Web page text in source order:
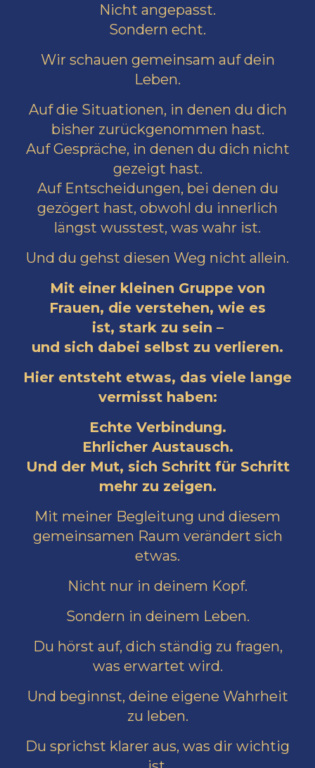
Nicht angepasst.
Sondern echt.
Wir schauen gemeinsam auf dein
Leben.
Auf die Situationen, in denen du dich
bisher zurückgenommen hast.
Auf Gespräche, in denen du dich nicht
gezeigt hast.
Auf Entscheidungen, bei denen du
gezögert hast, obwohl du innerlich
längst wusstest, was wahr ist.
Und du gehst diesen Weg nicht allein.
Mit einer kleinen Gruppe von
Frauen, die verstehen, wie es
ist, stark zu sein –
und sich dabei selbst zu verlieren.
Hier entsteht etwas, das viele lange
vermisst haben:
Echte Verbindung.
Ehrlicher Austausch.
Und der Mut, sich Schritt für Schritt
mehr zu zeigen.
Mit meiner Begleitung und diesem
gemeinsamen Raum verändert sich
etwas.
Nicht nur in deinem Kopf.
Sondern in deinem Leben.
Du hörst auf, dich ständig zu fragen,
was erwartet wird.
Und beginnst, deine eigene Wahrheit
zu leben.
Du sprichst klarer aus, was dir wichtig